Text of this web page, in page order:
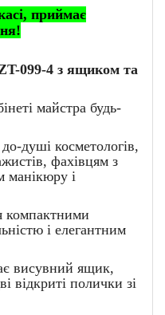
приймає
099-4 з ящиком та
майстра будь-
душі косметологів,
фахівцям з
манікюру і
компактними
і елегантним
висувний ящик,
відкриті полички зі